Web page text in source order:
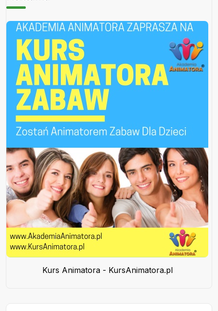
Kurs Animatora - KursAnimatora.pl